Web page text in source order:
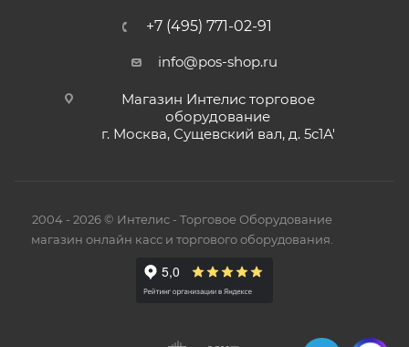
+7 (495) 771-02-91
info@pos-shop.ru
Магазин Интелис торговое
оборудование
г. Москва, Сущевский вал, д. 5с1А'
2004 - 2026 © Интелис - Торговое Оборудование
магазин онлайн касс и торгового оборудования.